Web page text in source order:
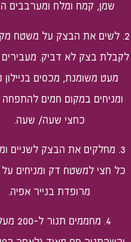
שמן, קמח ומלח ומערבבים
2. לשים את הבצק על משטח
לקבלת בצק לא דביק.
מעט משומנת, מכסים בניילון
ומניחים במקום חמים
כחצי שעה/ שעה.
3. מחלקים את הבצק לשניים
כל חצי למשטח דק ומניחים
מרופדת בנייר אפיה.
4. מחממים